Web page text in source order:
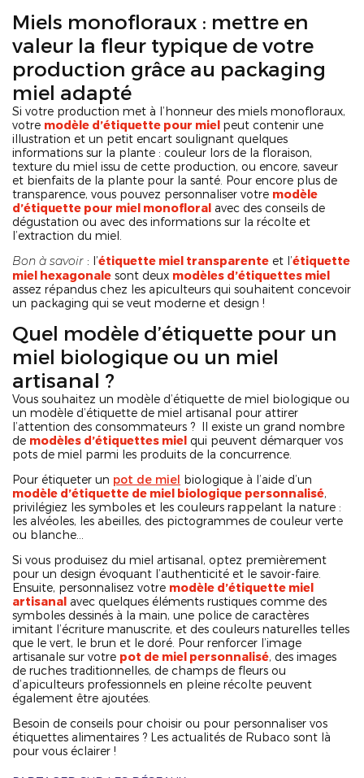
Miels monofloraux : mettre en
valeur la fleur typique de votre
production grâce au packaging
miel adapté
Si votre production met à l’honneur des miels monofloraux,
votre modèle d’étiquette pour miel peut contenir une
illustration et un petit encart soulignant quelques
informations sur la plante : couleur lors de la floraison,
texture du miel issu de cette production, ou encore, saveur
et bienfaits de la plante pour la santé. Pour encore plus de
transparence, vous pouvez personnaliser votre modèle
d’étiquette pour miel monofloral avec des conseils de
dégustation ou avec des informations sur la récolte et
l’extraction du miel.
Bon à savoir : l’étiquette miel transparente et l’étiquette
miel hexagonale sont deux modèles d’étiquettes miel
assez répandus chez les apiculteurs qui souhaitent concevoir
un packaging qui se veut moderne et design !
Quel modèle d’étiquette pour un
miel biologique ou un miel
artisanal ?
Vous souhaitez un modèle d’étiquette de miel biologique ou
un modèle d’étiquette de miel artisanal pour attirer
l’attention des consommateurs ? Il existe un grand nombre
de modèles d’étiquettes miel qui peuvent démarquer vos
pots de miel parmi les produits de la concurrence.
Pour étiqueter un pot de miel biologique à l’aide d’un
modèle d’étiquette de miel biologique personnalisé,
privilégiez les symboles et les couleurs rappelant la nature :
les alvéoles, les abeilles, des pictogrammes de couleur verte
ou blanche…
Si vous produisez du miel artisanal, optez premièrement
pour un design évoquant l’authenticité et le savoir-faire.
Ensuite, personnalisez votre modèle d’étiquette miel
artisanal avec quelques éléments rustiques comme des
symboles dessinés à la main, une police de caractères
imitant l’écriture manuscrite, et des couleurs naturelles telles
que le vert, le brun et le doré. Pour renforcer l’image
artisanale sur votre pot de miel personnalisé, des images
de ruches traditionnelles, de champs de fleurs ou
d’apiculteurs professionnels en pleine récolte peuvent
également être ajoutées.
Besoin de conseils pour choisir ou pour personnaliser vos
étiquettes alimentaires ? Les actualités de Rubaco sont là
pour vous éclairer !